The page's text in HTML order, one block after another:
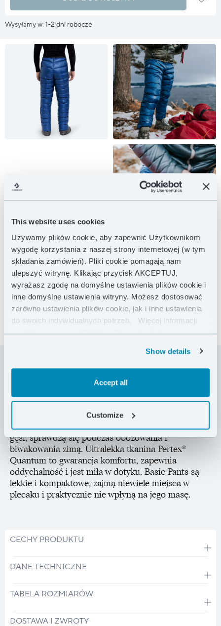
This website uses cookies
Używamy plików cookie, aby zapewnić Użytkownikom
wygodę korzystania z naszej strony internetowej (w tym
składania zamówień). Pliki cookie pomagają nam
ulepszyć witrynę. Klikając przycisk AKCEPTUJ,
wyrażasz zgodę na domyślne ustawienia plików cookie i
inne domyślne ustawienia witryny. Możesz dostosować
zarówno ustawienia plików cookie, jak i inne ustawienia
do swoich indywidualnych potrzeb.
Więcej informacji
znajdziesz w naszejPolityce Prywatności .
Show details
Accept all
Customize
Wysyłamy w: 1-2 dni robocze
Minimalistyczne spodnie puchowe idealne dla fanów
zimnem, zachowując przy tym niski ciężar sprzętu.
Wypełnione najwyższej jakości, etycznie
pozyskiwanym hydrofobowym puchem z polskich
gęsi, sprawdzą się podczas obozowania i
biwakowania zimą. Ultralekka tkanina Pertex®
Quantum to gwarancja komfortu, zapewnia
oddychalność i jest miła w dotyku. Basic Pants są
lekkie i kompaktowe, zajmą niewiele miejsca w
plecaku i praktycznie nie wpłyną na jego masę.
CECHY PRODUKTU
DANE TECHNICZNE
TABELA ROZMIARÓW
DOSTAWA I ZWROTY